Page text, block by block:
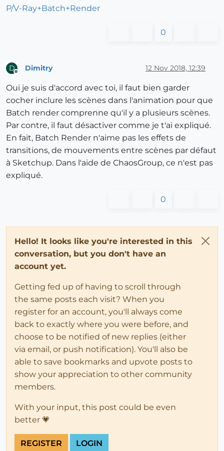
P/V-Ray+Batch+Render
0
D Dimitry 12 Nov 2018, 12:39
Oui je suis d'accord avec toi, il faut bien garder
cocher inclure les scènes dans l'animation pour que
Batch render comprenne qu'il y a plusieurs scènes.
Par contre, il faut désactiver comme je t'ai expliqué.
En fait, Batch Render n'aime pas les effets de
transitions, de mouvements entre scènes par défaut
à Sketchup. Dans l'aide de ChaosGroup, ce n'est pas
expliqué.
0
Hello! It looks like you're interested in this
conversation, but you don't have an
account yet.
Getting fed up of having to scroll through
the same posts each visit? When you
register for an account, you'll always come
back to exactly where you were before, and
choose to be notified of new replies (either
via email, or push notification). You'll also be
able to save bookmarks and upvote posts to
show your appreciation to other community
members.
With your input, this post could be even
better 💗
REGISTER LOGIN